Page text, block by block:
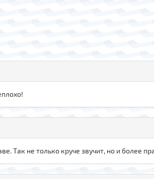
Так не только круче звучит, но и более